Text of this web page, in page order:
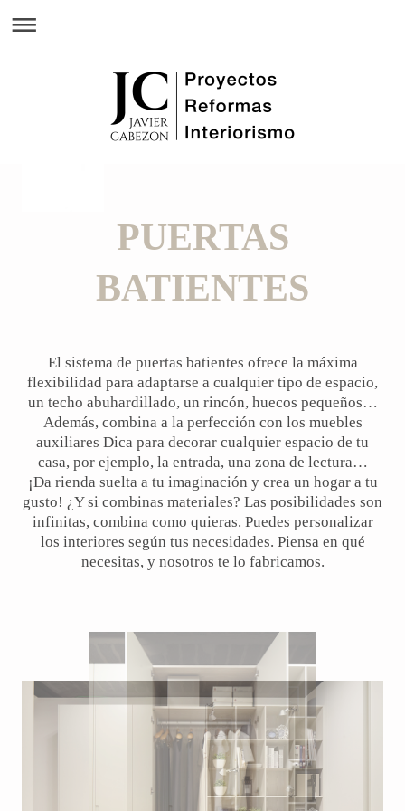
PUERTAS
BATIENTES
El sistema de puertas batientes ofrece la máxima
flexibilidad para adaptarse a cualquier tipo de espacio,
un techo abuhardillado, un rincón, huecos pequeños…
Además, combina a la perfección con los muebles
auxiliares Dica para decorar cualquier espacio de tu
casa, por ejemplo, la entrada, una zona de lectura…
¡Da rienda suelta a tu imaginación y crea un hogar a tu
gusto! ¿Y si combinas materiales? Las posibilidades son
infinitas, combina como quieras. Puedes personalizar
los interiores según tus necesidades. Piensa en qué
necesitas, y nosotros te lo fabricamos.